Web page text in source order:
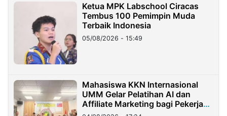
Ketua MPK Labschool Ciracas
Tembus 100 Pemimpin Muda
Terbaik Indonesia
05/08/2026 - 15:49
Mahasiswa KKN Internasional
UMM Gelar Pelatihan AI dan
Affiliate Marketing bagi Pekerja
Migran Indonesia di Taiwan